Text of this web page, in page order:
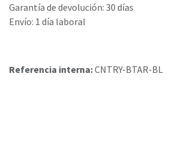
Garantía de devolución: 30 días
Envío: 1 día laboral
Referencia interna:CNTRY-BTAR-BL